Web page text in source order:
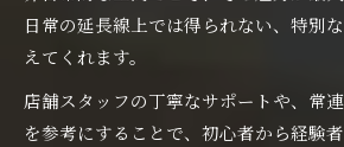
日常の延長線上では得られない、特別
えてくれます。
店舗スタッフの丁寧なサポートや、常
を参考にすることで、初心者から経験